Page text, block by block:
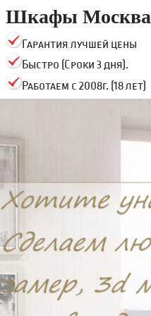
Шкафы Москва
Гарантия лучшей цены
Быстро (Сроки 3 дня).
Работаем с 2008г. (18 лет)